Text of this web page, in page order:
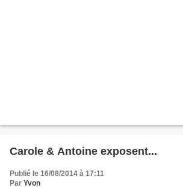
Carole & Antoine exposent...
Publié le 16/08/2014 à 17:11
Par Yvon